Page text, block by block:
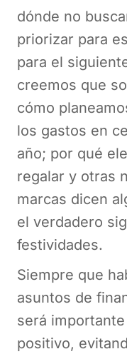
dónde no
priorizar para
para el
creemos que
cómo
los gastos en
año; por qué
regalar y otras
marcas dicen
el verdadero
festividades.
Siempre que
asuntos de
será
positivo,